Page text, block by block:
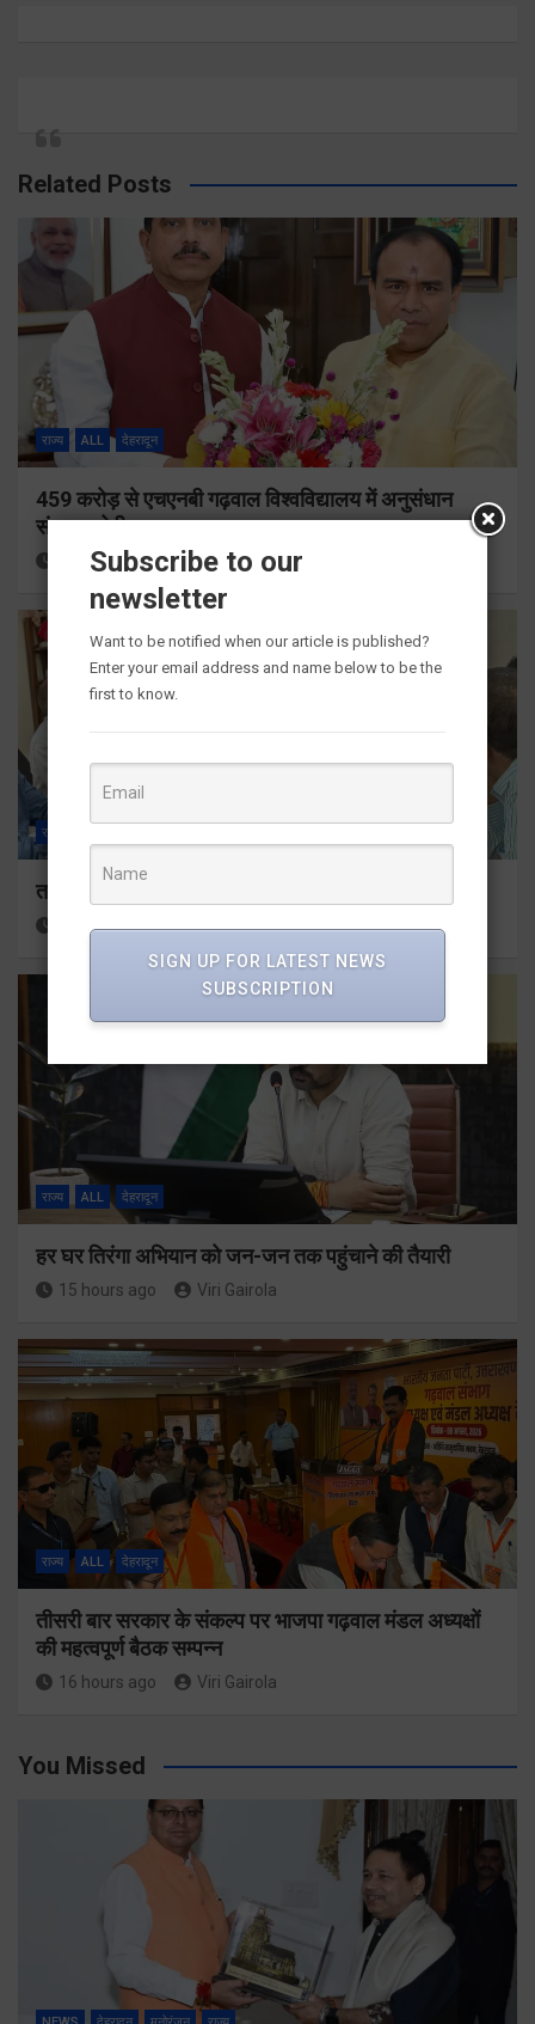
Related Posts
राज्य ALL देहरादून
459 करोड़ से एचएनबी गढ़वाल विश्वविद्यालय में अनुसंधान
संरचना होगी सुदृढ
14 hours ago Viri Gairola
राज्य
तकनीकी शिक्षा विभाग प्रदेशभर में आयोजित करेगा रोजगार मेले
14 hours ago Viri Gairola
राज्य ALL देहरादून
हर घर तिरंगा अभियान को जन-जन तक पहुंचाने की तैयारी
15 hours ago Viri Gairola
राज्य ALL देहरादून
तीसरी बार सरकार के संकल्प पर भाजपा गढ़वाल मंडल अध्यक्षों
की महत्वपूर्ण बैठक सम्पन्न
16 hours ago Viri Gairola
You Missed
Subscribe to our
newsletter
Want to be notified when our article is published?
Enter your email address and name below to be the
first to know.
SIGN UP FOR LATEST NEWS
SUBSCRIPTION